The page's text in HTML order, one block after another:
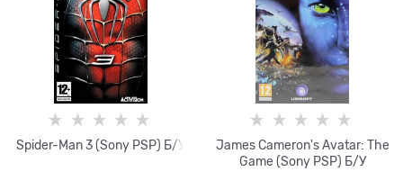
Spider-Man 3 (Sony PSP) Б/У
James Cameron's Avatar: The
Game (Sony PSP) Б/У